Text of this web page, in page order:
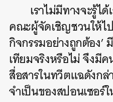
เราไม่มีทางจะรู้ไ
คณะผู้จัดเชิญชวนให้ไป
กิจกรรมอย่างถูกต้อง’
เทียมจริงหรือไม่ จึงมี
สื่อสารในทวีตแฉดังกล่
จำเป็นของสปอนเซอ